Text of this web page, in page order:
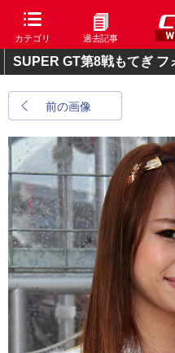
カテゴリ 過去記事
SUPER GT第8戦もてぎ フ
前の画像